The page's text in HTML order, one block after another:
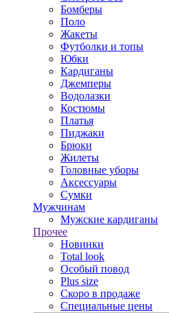
Бомберы
Поло
Жакеты
Футболки и топы
Юбки
Кардиганы
Джемперы
Водолазки
Костюмы
Платья
Пиджаки
Брюки
Жилеты
Головные уборы
Аксессуары
Сумки
Мужчинам
Мужские кардиганы
Прочее
Новинки
Total look
Особый повод
Plus size
Скоро в продаже
Специальные цены